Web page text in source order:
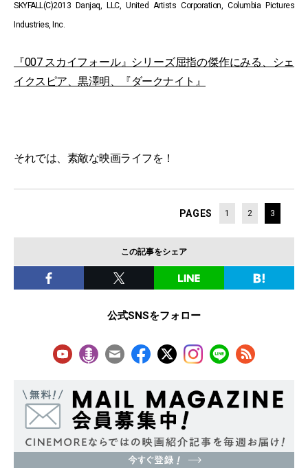
SKYFALL(C)2013 Danjaq, LLC, United Artists Corporation, Columbia Pictures
Industries, Inc.
『007 スカイフォール』シリーズ屈指の傑作にみる、シェ
イクスピア、黒澤明、『ダークナイト』
それでは、素敵な映画ライフを！
PAGES 1 2 3
この記事をシェア
公式SNSをフォロー